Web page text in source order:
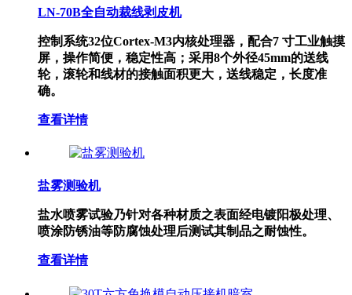
LN-70B全自动裁线剥皮机
控制系统32位Cortex-M3内核处理器，配合7 寸工业触摸
屏，操作简便，稳定性高；采用8个外径45mm的送线
轮，滚轮和线材的接触面积更大，送线稳定，长度准
确。
查看详情
盐雾测验机
盐水喷雾试验乃针对各种材质之表面经电镀阳极处理、
喷涂防锈油等防腐蚀处理后测试其制品之耐蚀性。
查看详情